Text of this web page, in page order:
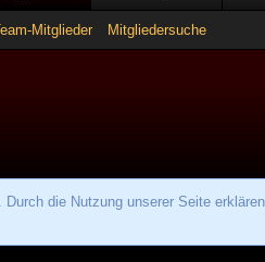
Mitglieder Mitgliedersuche
Durch die Nutzung unserer Seite